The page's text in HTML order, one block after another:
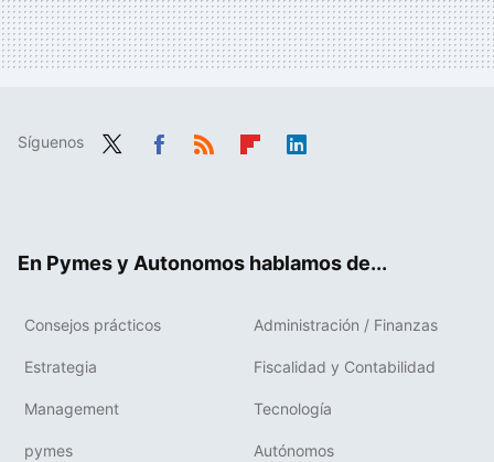
Síguenos
En Pymes y Autonomos hablamos de...
Consejos prácticos Administración / Finanzas
Estrategia Fiscalidad y Contabilidad
Management Tecnología
pymes Autónomos